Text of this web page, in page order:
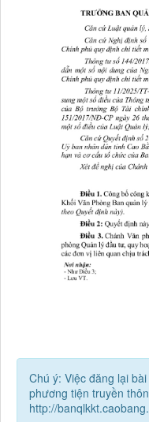
Chú ý: Việc đăng lại
phương tiện truyền
http://